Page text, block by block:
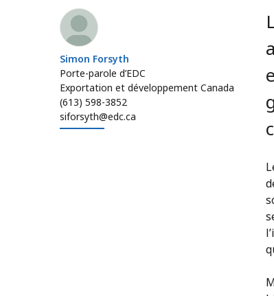
Simon Forsyth
Simon Forsyth
Porte-parole d’EDC
Exportation et développement Canada
(613) 598-3852
siforsyth@edc.ca